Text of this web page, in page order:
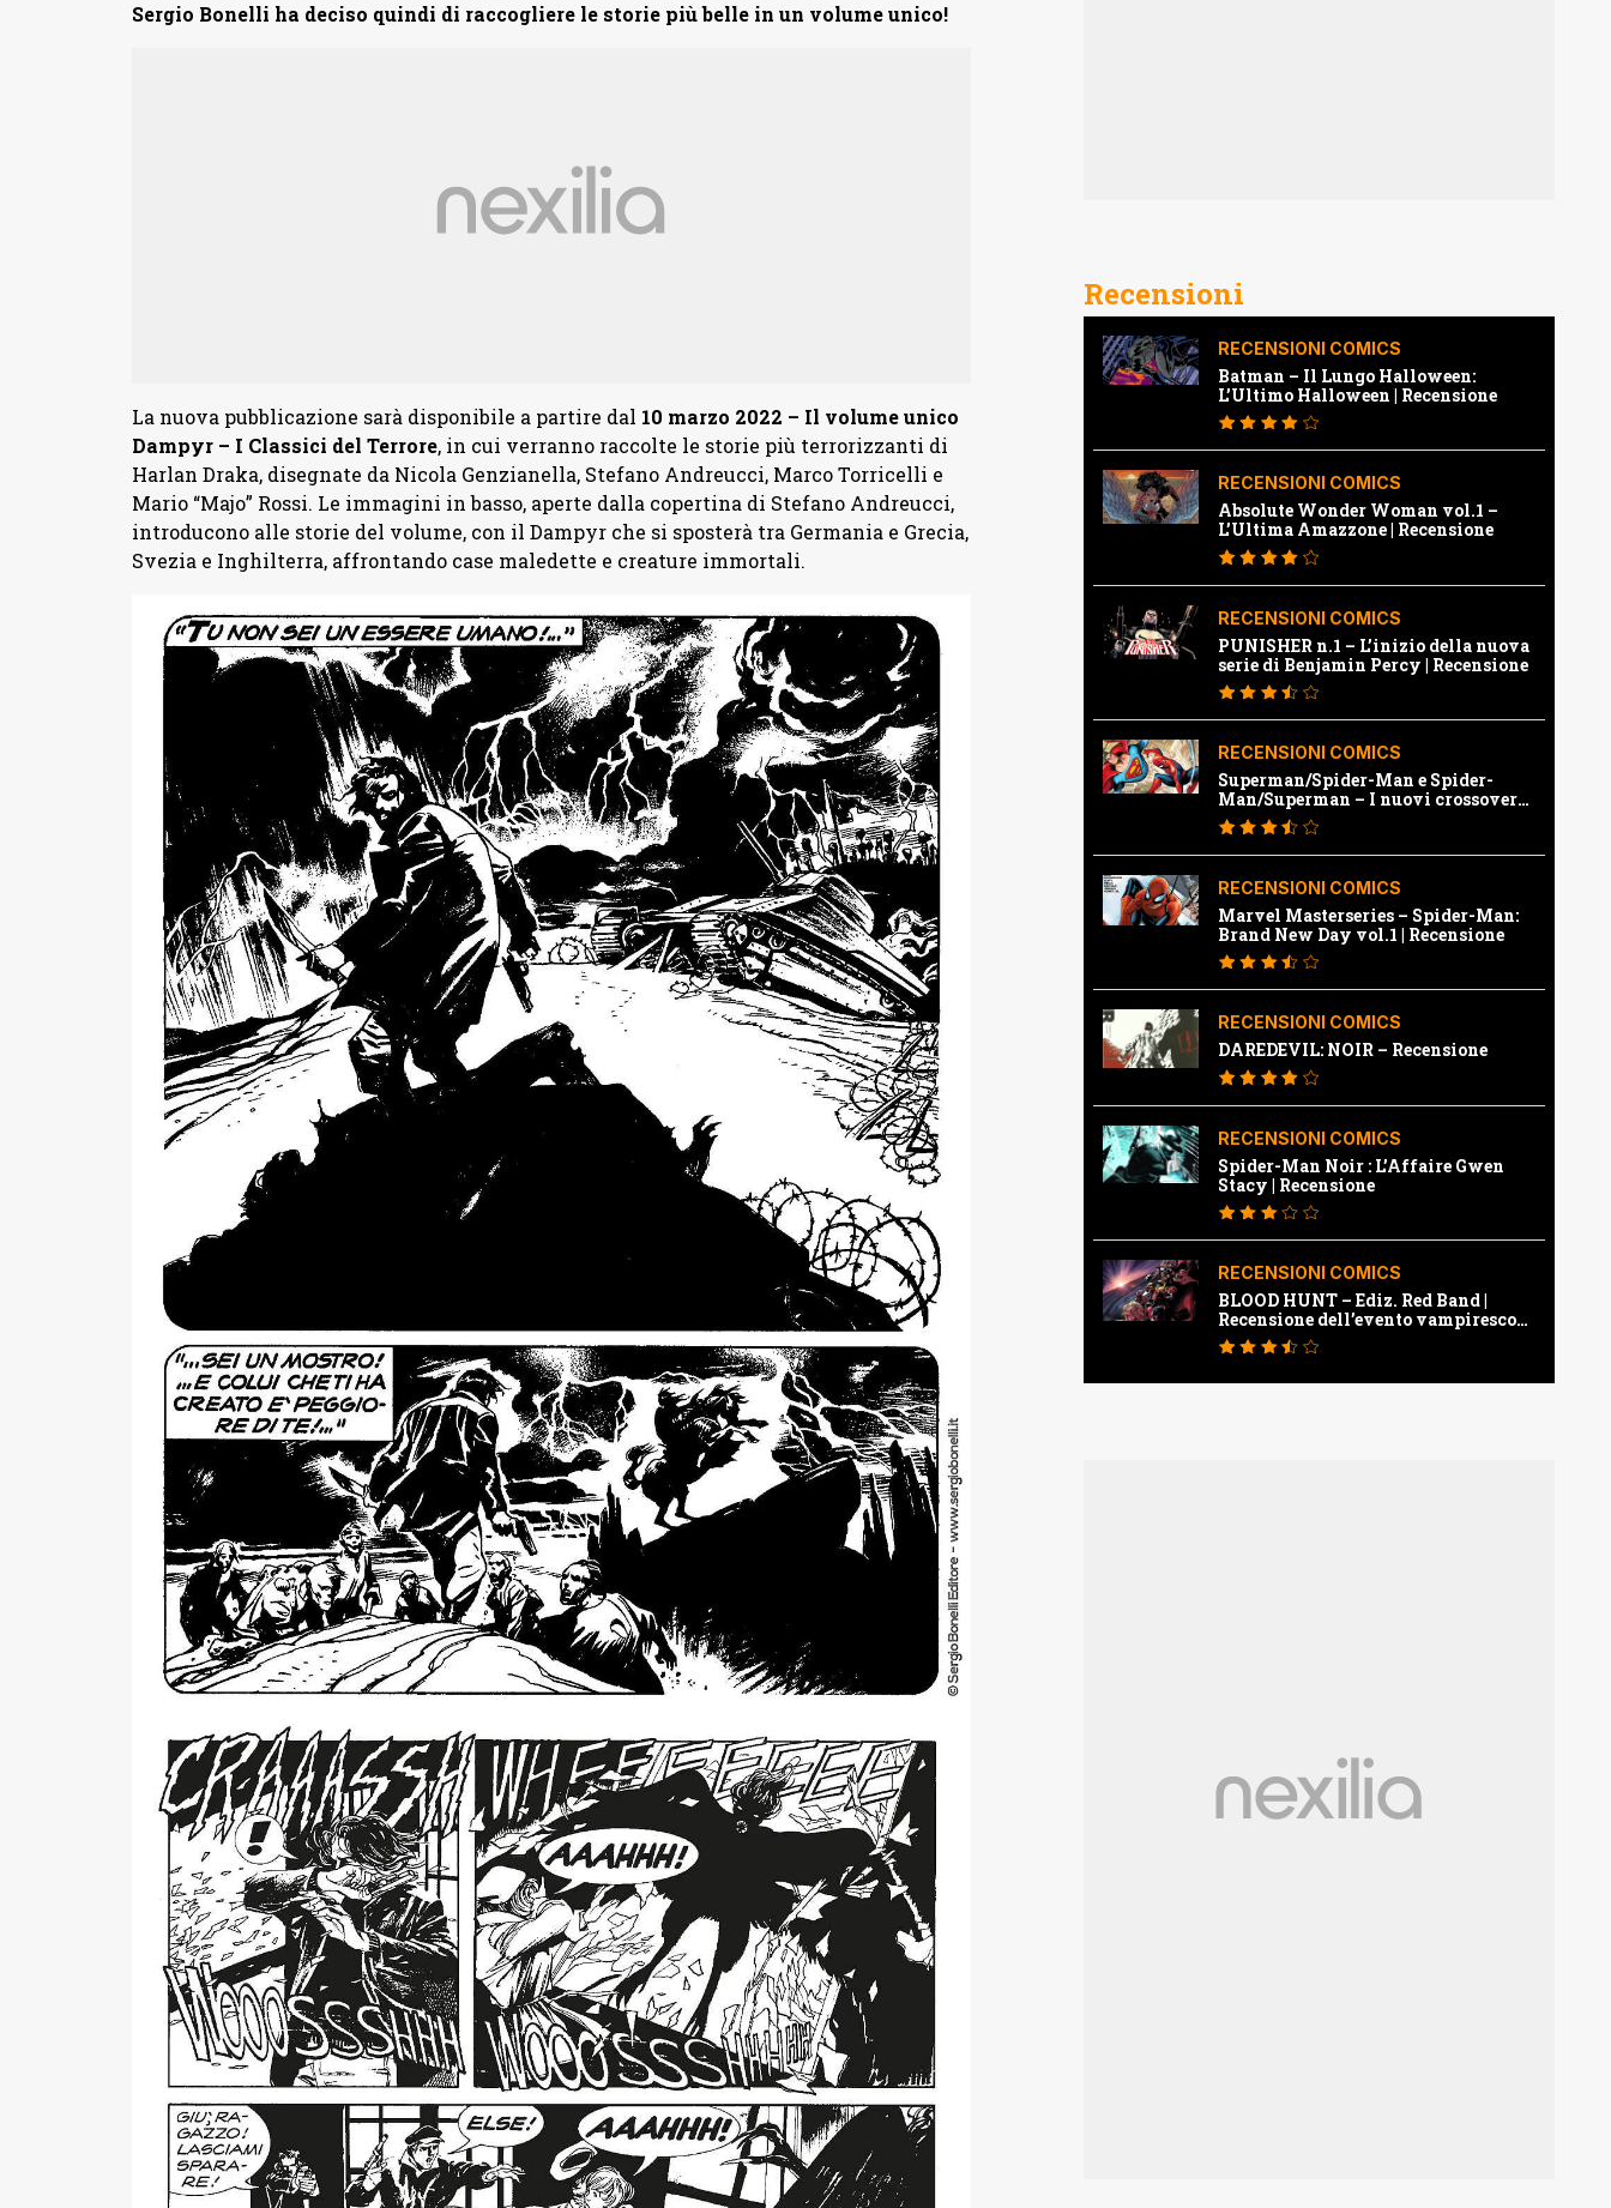
Sergio Bonelli ha deciso quindi di raccogliere le storie più belle in un volume unico!
La nuova pubblicazione sarà disponibile a partire dal 10 marzo 2022 – Il volume unico
Dampyr – I Classici del Terrore, in cui verranno raccolte le storie più terrorizzanti di
Harlan Draka, disegnate da Nicola Genzianella, Stefano Andreucci, Marco Torricelli e
Mario “Majo” Rossi. Le immagini in basso, aperte dalla copertina di Stefano Andreucci,
introducono alle storie del volume, con il Dampyr che si sposterà tra Germania e Grecia,
Svezia e Inghilterra, affrontando case maledette e creature immortali.
Recensioni
RECENSIONI COMICS
Batman – Il Lungo Halloween:
L’Ultimo Halloween | Recensione
RECENSIONI COMICS
Absolute Wonder Woman vol.1 –
L’Ultima Amazzone | Recensione
RECENSIONI COMICS
PUNISHER n.1 – L’inizio della nuova
serie di Benjamin Percy | Recensione
RECENSIONI COMICS
Superman/Spider-Man e Spider-
Man/Superman – I nuovi crossover
Marvel e Dc | Recensione
RECENSIONI COMICS
Marvel Masterseries – Spider-Man:
Brand New Day vol.1 | Recensione
RECENSIONI COMICS
DAREDEVIL: NOIR – Recensione
RECENSIONI COMICS
Spider-Man Noir : L’Affaire Gwen
Stacy | Recensione
RECENSIONI COMICS
BLOOD HUNT – Ediz. Red Band |
Recensione dell’evento vampiresco
della Marvel